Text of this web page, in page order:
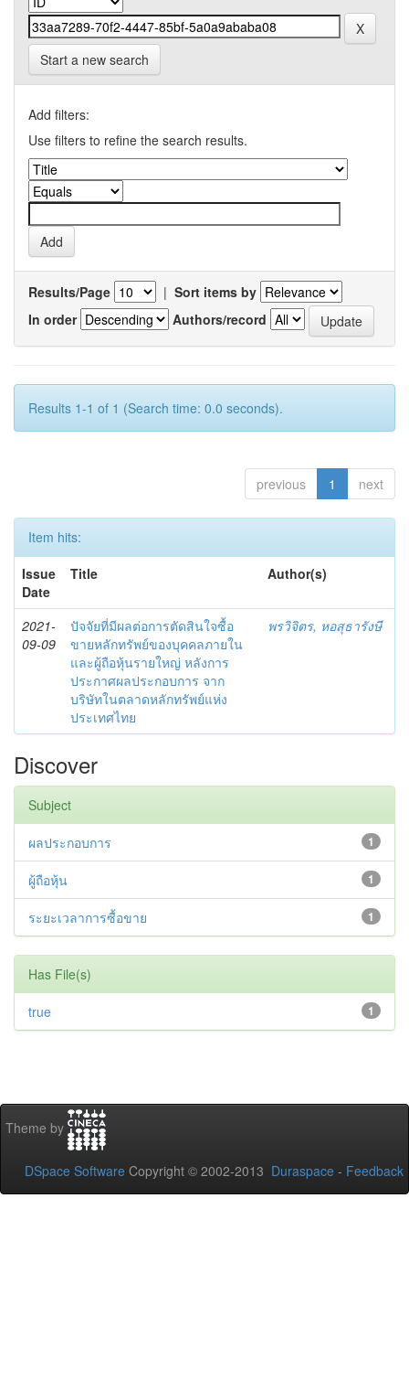
Start a new search
Add filters:
Use filters to refine the search results.
Results/Page | Sort items by
In order
Authors/record
Results 1-1 of 1 (Search time: 0.0 seconds).
previous 1 next
Item hits:
Issue
Date
Title Author(s)
2021-
09-09
ปัจจัยที่มีผลต่อการตัดสินใจซื้อ
ขายหลักทรัพย์ของบุคคลภายใน
และผู้ถือหุ้นรายใหญ่ หลังการ
ประกาศผลประกอบการ จาก
บริษัทในตลาดหลักทรัพย์แห่ง
ประเทศไทย
พรวิจิตร, หอสุธารังษี
Discover
Subject
1
ผลประกอบการ
1
ผู้ถือหุ้น
1
ระยะเวลาการซื้อขาย
Has File(s)
1
true
Theme by
DSpace Software Copyright © 2002-2013 Duraspace - Feedback